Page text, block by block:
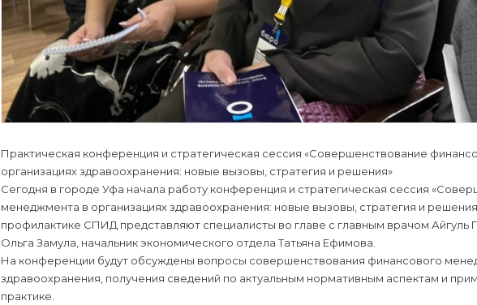
Практическая конференция и стратегическая сессия «Совершенствование
организациях здравоохранения: новые вызовы, стратегия и решения»
Сегодня в городе Уфа начала работу конференция и стратегическая сессия
менеджмента в организациях здравоохранения: новые вызовы, стратегия и
профилактике СПИД представляют специалисты во главе с главным врачом Айгуль
Ольга Замула, начальник экономического отдела Татьяна Ефимова.
На конференции будут обсуждены вопросы совершенствования финансового
здравоохранения, получения сведений по актуальным нормативным аспектам и
практике.